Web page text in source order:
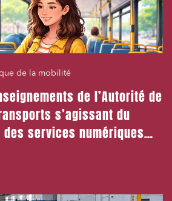
de la mobilité
de l’Autorité de
s’agissant du
services numériques